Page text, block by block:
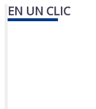
EN UN CLIC